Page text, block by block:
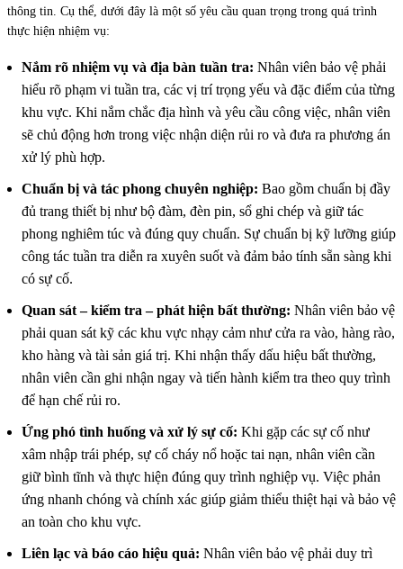
thông tin. Cụ thể, dưới đây là một số yêu cầu quan trọng trong quá trình
thực hiện nhiệm vụ:
Nắm rõ nhiệm vụ và địa bàn tuần tra: Nhân viên bảo vệ phải
hiểu rõ phạm vi tuần tra, các vị trí trọng yếu và đặc điểm của từng
khu vực. Khi nắm chắc địa hình và yêu cầu công việc, nhân viên
sẽ chủ động hơn trong việc nhận diện rủi ro và đưa ra phương án
xử lý phù hợp.
Chuẩn bị và tác phong chuyên nghiệp: Bao gồm chuẩn bị đầy
đủ trang thiết bị như bộ đàm, đèn pin, sổ ghi chép và giữ tác
phong nghiêm túc và đúng quy chuẩn. Sự chuẩn bị kỹ lưỡng giúp
công tác tuần tra diễn ra xuyên suốt và đảm bảo tính sẵn sàng khi
có sự cố.
Quan sát – kiểm tra – phát hiện bất thường: Nhân viên bảo vệ
phải quan sát kỹ các khu vực nhạy cảm như cửa ra vào, hàng rào,
kho hàng và tài sản giá trị. Khi nhận thấy dấu hiệu bất thường,
nhân viên cần ghi nhận ngay và tiến hành kiểm tra theo quy trình
để hạn chế rủi ro.
Ứng phó tình huống và xử lý sự cố: Khi gặp các sự cố như
xâm nhập trái phép, sự cố cháy nổ hoặc tai nạn, nhân viên cần
giữ bình tĩnh và thực hiện đúng quy trình nghiệp vụ. Việc phản
ứng nhanh chóng và chính xác giúp giảm thiểu thiệt hại và bảo vệ
an toàn cho khu vực.
Liên lạc và báo cáo hiệu quả: Nhân viên bảo vệ phải duy trì